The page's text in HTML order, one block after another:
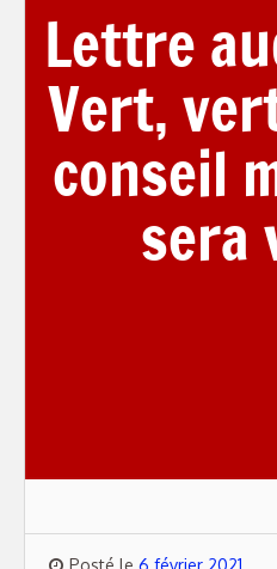
Lettre
Vert,
conseil
sera
Posté le 6 février 2021